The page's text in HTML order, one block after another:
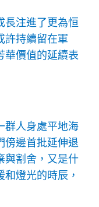
長注進了更為恒
許持續留在軍
華價值的延續表
群人身處平地海
傍邊首批延伸退
與割舍，又是什
燈光的時辰，